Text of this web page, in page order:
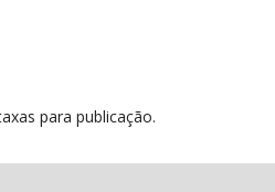
para publicação.